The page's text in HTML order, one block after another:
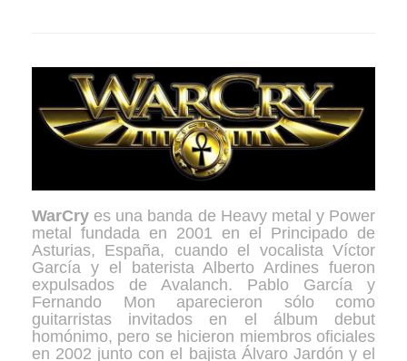
WarCry es una banda de Heavy metal y Power
metal fundada en 2001 en el Principado de
Asturias, España, cuando el vocalista Víctor
García y el baterista Alberto Ardines fueron
expulsados de Avalanch. Pablo García y
Fernando Mon aparecieron sólo como
guitarristas invitados en el álbum debut
homónimo, pero se hicieron miembros oficiales
en 2002 junto con el bajista Álvaro Jardón y el